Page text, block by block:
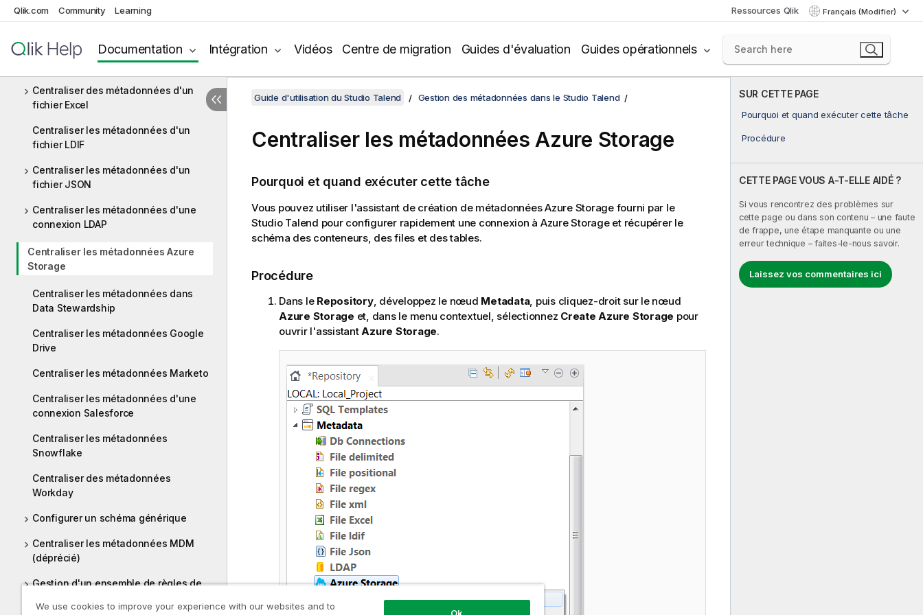
Qlik.com Community Learning Ressources Qlik Français (Modifier)
Documentation Intégration Vidéos Centre de migration Guides d'évaluation Guides opérationnels
Centraliser des métadonnées File
Regex
Centraliser des métadonnées d'un
Centraliser des métadonnées d'un
fichier Excel
Centraliser les métadonnées d'un
fichier LDIF
Centraliser les métadonnées d'un
fichier JSON
Centraliser les métadonnées d'une
connexion LDAP
Centraliser les métadonnées Azure
Storage
Centraliser les métadonnées dans
Data Stewardship
Centraliser les métadonnées Google
Drive
Centraliser les métadonnées Marketo
Centraliser les métadonnées d'une
connexion Salesforce
Centraliser les métadonnées
Snowflake
Centraliser des métadonnées
Workday
Configurer un schéma générique
Centraliser les métadonnées MDM
(déprécié)
Gestion d'un ensemble de règles de
SUR CETTE PAGE
Pourquoi et quand exécuter cette tâche
Procédure
CETTE PAGE VOUS A-T-ELLE AIDÉ ?
Si vous rencontrez des problèmes sur
cette page ou dans son contenu – une faute
de frappe, une étape manquante ou une
erreur technique – faites-le-nous savoir.
Laissez vos commentaires ici
Guide d'utilisation du Studio Talend Gestion des métadonnées dans le Studio Talend
Centraliser les métadonnées Azure Storage
Pourquoi et quand exécuter cette tâche
Vous pouvez utiliser l'assistant de création de métadonnées Azure Storage fourni par le
Studio Talend pour configurer rapidement une connexion à Azure Storage et récupérer le
schéma des conteneurs, des files et des tables.
Procédure
Dans le Repository, développez le nœud Metadata, puis cliquez-droit sur le nœud
Azure Storage et, dans le menu contextuel, sélectionnez Create Azure Storage pour
ouvrir l'assistantAzure Storage.
We use cookies to improve your experience with our websites and to